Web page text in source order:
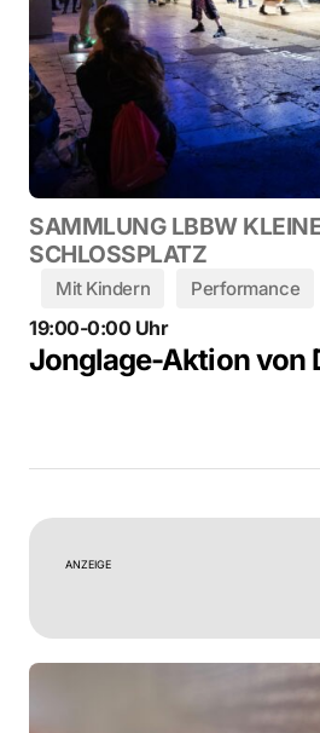
SAMMLUNG LBBW
SCHLOSSPLATZ
Mit Kindern Performance
19:00-0:00 Uhr
Jonglage-Aktion von
ANZEIGE